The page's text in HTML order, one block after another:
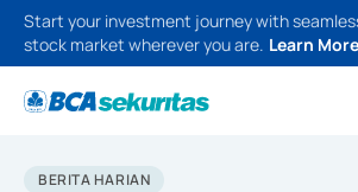
Start your investment journey with
stock market wherever you are. Learn More
BERITA HARIAN